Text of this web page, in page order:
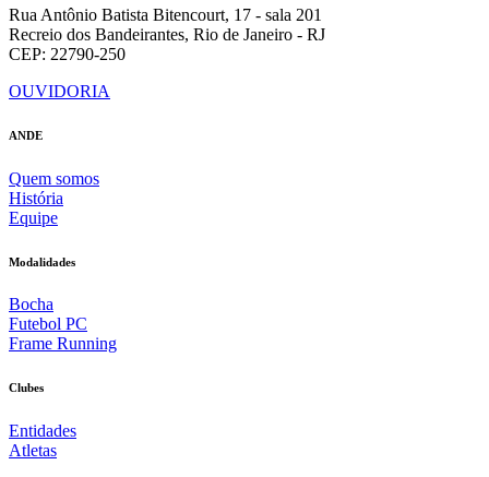
Rua Antônio Batista Bitencourt, 17 - sala 201
Recreio dos Bandeirantes, Rio de Janeiro - RJ
CEP: 22790-250
OUVIDORIA
ANDE
Quem somos
História
Equipe
Modalidades
Bocha
Futebol PC
Frame Running
Clubes
Entidades
Atletas